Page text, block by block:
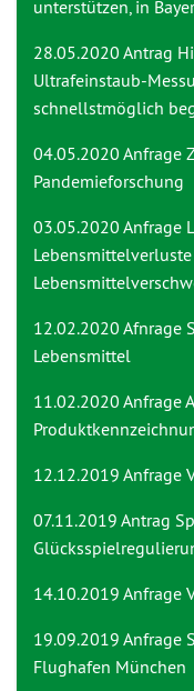
unterstützen, in
28.05.2020 Antrag
Ultrafeinstaub-
schnellstmöglich
04.05.2020 Anfrage
Pandemieforschung
03.05.2020 Anfrage
12.02.2020 Afnrage
Lebensmittel
11.02.2020 Anfrage
12.12.2019 Anfrage
07.11.2019 Antrag
14.10.2019 Anfrage
19.09.2019 Anfrage
Flughafen München